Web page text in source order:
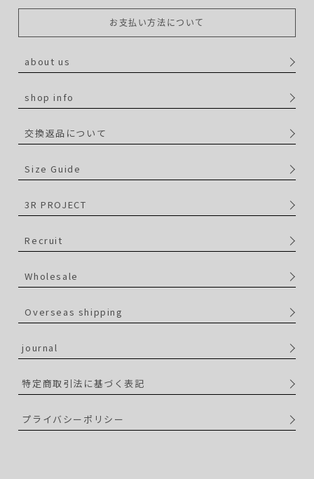
お支払い方法について
about us
shop info
交換返品について
Size Guide
3R PROJECT
Recruit
Wholesale
Overseas shipping
journal
特定商取引法に基づく表記
プライバシーポリシー